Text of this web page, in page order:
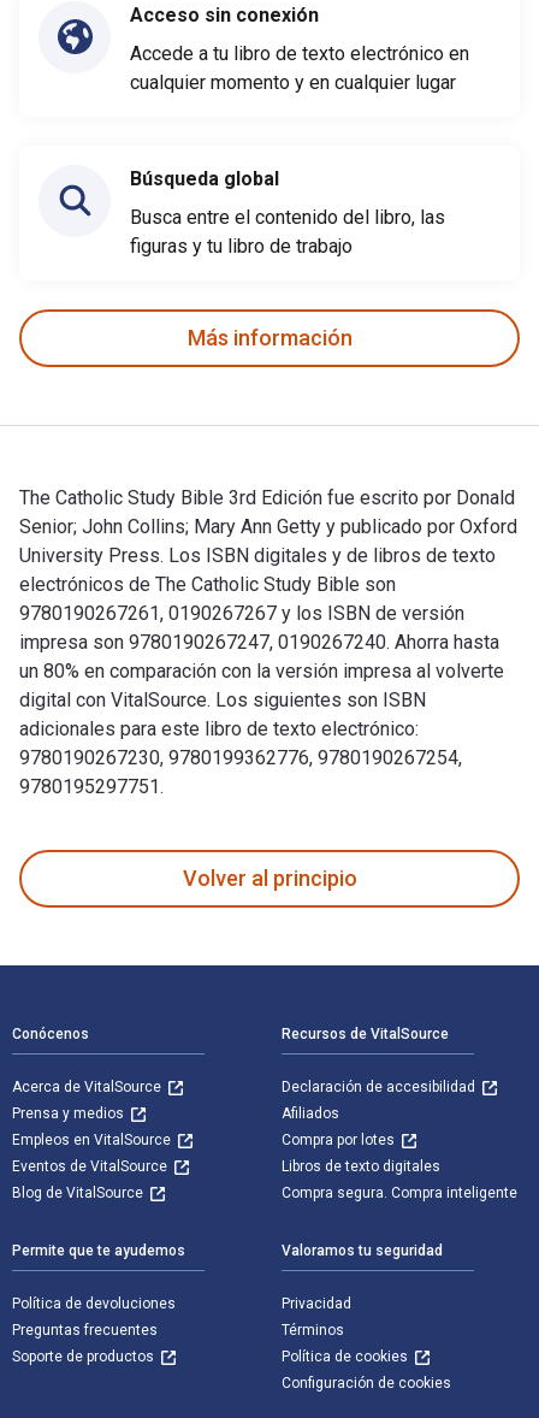
Acceso sin conexión
Accede a tu libro de texto electrónico en
cualquier momento y en cualquier lugar
Búsqueda global
Busca entre el contenido del libro, las
figuras y tu libro de trabajo
Más información
The Catholic Study Bible 3rd Edición fue escrito por Donald
Senior; John Collins; Mary Ann Getty y publicado por Oxford
University Press. Los ISBN digitales y de libros de texto
electrónicos de The Catholic Study Bible son
9780190267261, 0190267267 y los ISBN de versión
impresa son 9780190267247, 0190267240. Ahorra hasta
un 80% en comparación con la versión impresa al volverte
digital con VitalSource. Los siguientes son ISBN
adicionales para este libro de texto electrónico:
9780190267230, 9780199362776, 9780190267254,
9780195297751.
Volver al principio
Conócenos
Acerca de VitalSource
Prensa y medios
Empleos en VitalSource
Eventos de VitalSource
Blog de VitalSource
Recursos de VitalSource
Declaración de accesibilidad
Afiliados
Compra por lotes
Libros de texto digitales
Compra segura. Compra inteligente
Permite que te ayudemos
Política de devoluciones
Preguntas frecuentes
Soporte de productos
Valoramos tu seguridad
Privacidad
Términos
Política de cookies
Configuración de cookies